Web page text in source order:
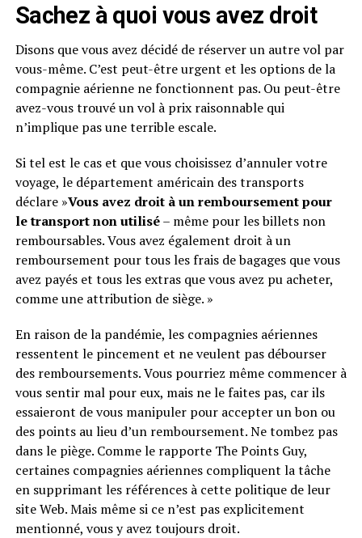
Sachez à quoi vous avez droit
Disons que vous avez décidé de réserver un autre vol par
vous-même. C’est peut-être urgent et les options de la
compagnie aérienne ne fonctionnent pas. Ou peut-être
avez-vous trouvé un vol à prix raisonnable qui
n’implique pas une terrible escale.
Si tel est le cas et que vous choisissez d’annuler votre
voyage, le département américain des transports
déclare »Vous avez droit à un remboursement pour
le transport non utilisé– même pour les billets non
remboursables. Vous avez également droit à un
remboursement pour tous les frais de bagages que vous
avez payés et tous les extras que vous avez pu acheter,
comme une attribution de siège. »
En raison de la pandémie, les compagnies aériennes
ressentent le pincement et ne veulent pas débourser
des remboursements. Vous pourriez même commencer à
vous sentir mal pour eux, mais ne le faites pas, car ils
essaieront de vous manipuler pour accepter un bon ou
des points au lieu d’un remboursement. Ne tombez pas
dans le piège. Comme le rapporte The Points Guy,
certaines compagnies aériennes compliquent la tâche
en supprimant les références à cette politique de leur
site Web. Mais même si ce n’est pas explicitement
mentionné, vous y avez toujours droit.